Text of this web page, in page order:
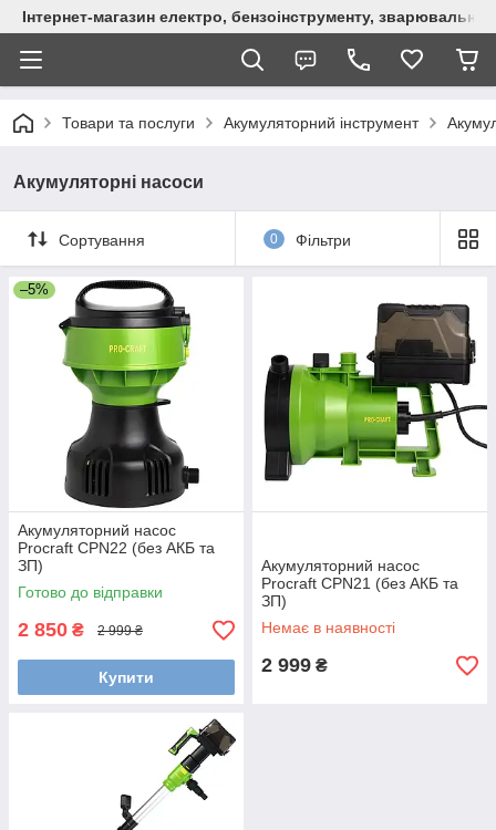
Інтернет-магазин електро, бензоінструменту,
Товари та послуги Акумуляторний інструмент
Акумуляторні насоси
Сортування 0 Фільтри
–5%
Акумуляторний насос
Procraft CPN22 (без АКБ та
ЗП)
Готово до відправки
2 850 ₴ 2 999 ₴
Купити
Акумуляторний насос
Procraft CPN21 (без АКБ та
ЗП)
Немає в наявності
2 999 ₴